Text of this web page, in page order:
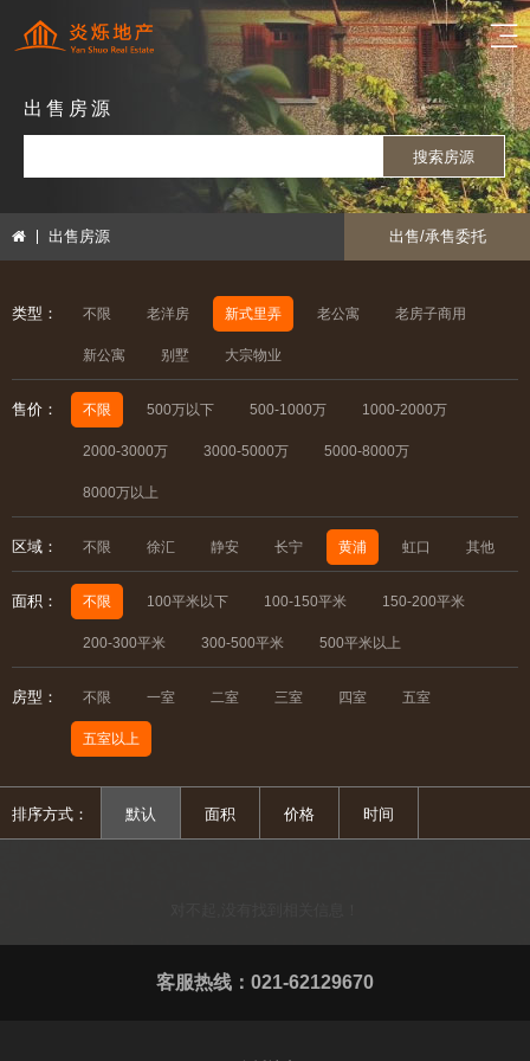
出售房源
搜索房源
出售房源 出售/承售委托
类型： 不限 老洋房 新式里弄 老公寓 老房子商用
新公寓 别墅 大宗物业
售价： 不限 500万以下 500-1000万 1000-2000万
2000-3000万 3000-5000万 5000-8000万
8000万以上
区域： 不限 徐汇 静安 长宁 黄浦 虹口 其他
面积： 不限 100平米以下 100-150平米 150-200平米
200-300平米 300-500平米 500平米以上
房型： 不限 一室 二室 三室 四室 五室
五室以上
排序方式： 默认 面积 价格 时间
客服热线：021-62129670